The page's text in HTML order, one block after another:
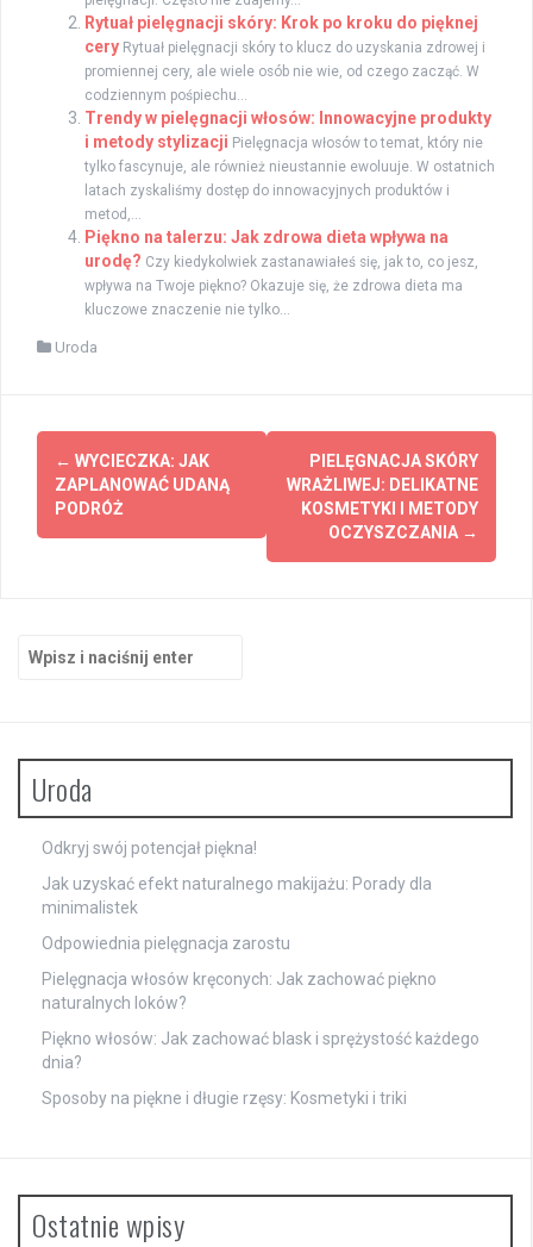
Rytuał pielęgnacji skóry: Krok po kroku do pięknej
cery Rytuał pielęgnacji skóry to klucz do uzyskania zdrowej i
promiennej cery, ale wiele osób nie wie, od czego zacząć. W
codziennym pośpiechu...
Trendy w pielęgnacji włosów: Innowacyjne produkty
i metody stylizacji Pielęgnacja włosów to temat, który nie
tylko fascynuje, ale również nieustannie ewoluuje. W ostatnich
latach zyskaliśmy dostęp do innowacyjnych produktów i
metod,...
Piękno na talerzu: Jak zdrowa dieta wpływa na
urodę? Czy kiedykolwiek zastanawiałeś się, jak to, co jesz,
wpływa na Twoje piękno? Okazuje się, że zdrowa dieta ma
kluczowe znaczenie nie tylko...
Uroda
Zobacz
wpisy
← WYCIECZKA: JAK
ZAPLANOWAĆ UDANĄ
PODRÓŻ
PIELĘGNACJA SKÓRY
WRAŻLIWEJ: DELIKATNE
KOSMETYKI I METODY
OCZYSZCZANIA →
Uroda
Odkryj swój potencjał piękna!
Jak uzyskać efekt naturalnego makijażu: Porady dla
minimalistek
Odpowiednia pielęgnacja zarostu
Pielęgnacja włosów kręconych: Jak zachować piękno
naturalnych loków?
Piękno włosów: Jak zachować blask i sprężystość każdego
dnia?
Sposoby na piękne i długie rzęsy: Kosmetyki i triki
Ostatnie wpisy